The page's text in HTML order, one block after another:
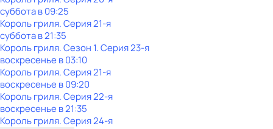
субботав09:25
Король гриля. Серия 21-я
субботав21:35
Король гриля. Сезон 1. Серия 23-я
воскресенье в03:10
Король гриля. Серия 21-я
воскресенье в09:20
Король гриля. Серия 22-я
воскресенье в21:35
Король гриля. Серия 24-я